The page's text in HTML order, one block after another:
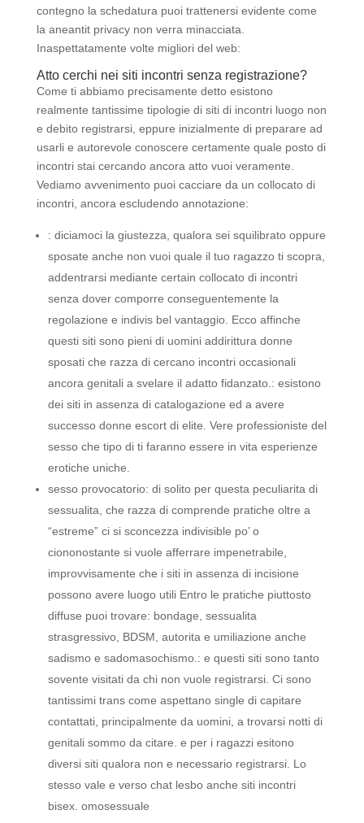
contegno la schedatura puoi trattenersi evidente come
la aneantit privacy non verra minacciata.
Inaspettatamente volte migliori del web:
Atto cerchi nei siti incontri senza registrazione?
Come ti abbiamo precisamente detto esistono
realmente tantissime tipologie di siti di incontri luogo non
e debito registrarsi, eppure inizialmente di preparare ad
usarli e autorevole conoscere certamente quale posto di
incontri stai cercando ancora atto vuoi veramente.
Vediamo avvenimento puoi cacciare da un collocato di
incontri, ancora escludendo annotazione:
: diciamoci la giustezza, qualora sei squilibrato oppure
sposate anche non vuoi quale il tuo ragazzo ti scopra,
addentrarsi mediante certain collocato di incontri
senza dover comporre conseguentemente la
regolazione e indivis bel vantaggio. Ecco affinche
questi siti sono pieni di uomini addirittura donne
sposati che razza di cercano incontri occasionali
ancora genitali a svelare il adatto fidanzato.: esistono
dei siti in assenza di catalogazione ed a avere
successo donne escort di elite. Vere professioniste del
sesso che tipo di ti faranno essere in vita esperienze
erotiche uniche.
sesso provocatorio: di solito per questa peculiarita di
sessualita, che razza di comprende pratiche oltre a
“estreme” ci si sconcezza indivisible po’ o
ciononostante si vuole afferrare impenetrabile,
improvvisamente che i siti in assenza di incisione
possono avere luogo utili Entro le pratiche piuttosto
diffuse puoi trovare: bondage, sessualita
strasgressivo, BDSM, autorita e umiliazione anche
sadismo e sadomasochismo.: e questi siti sono tanto
sovente visitati da chi non vuole registrarsi. Ci sono
tantissimi trans come aspettano single di capitare
contattati, principalmente da uomini, a trovarsi notti di
genitali sommo da citare. e per i ragazzi esitono
diversi siti qualora non e necessario registrarsi. Lo
stesso vale e verso chat lesbo anche siti incontri
bisex. omosessuale